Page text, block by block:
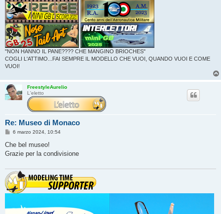
"NON HANNO IL PANE???? CHE MANGINO BRIOCHES"
COGLI L'ATTIMO...FAI SEMPRE IL MODELLO CHE VUOI, QUANDO VUOI E COME
VUOI!
FreestyleAurelio
L'eletto
Re: Museo di Monaco
M
s
a
i
o
6 marzo 2024, 10:54
Che bel museo!
Grazie per la condivisione